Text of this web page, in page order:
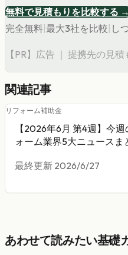
無料で見積もりを比較する
完全無料 最大3社を比較 し
【PR】広告 ｜ 提携先の見
関連記事
リフォーム補助金
【2026年6月 第4週】今週
ォーム業界5大ニュースま
最終更新 2026/6/27
あわせて読みたい基礎